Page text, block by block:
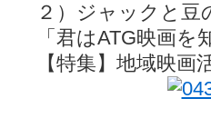
２）ジャックと豆
「君はATG映画を
【特集】地域映